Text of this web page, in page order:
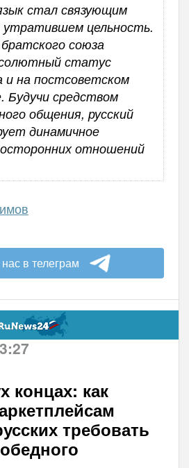
стал связующим
утратившем цельность.
союза
статус
и на постсоветском
Будучи средством
общения, русский
динамичное
отношений
в телеграм
концах: как
требовать